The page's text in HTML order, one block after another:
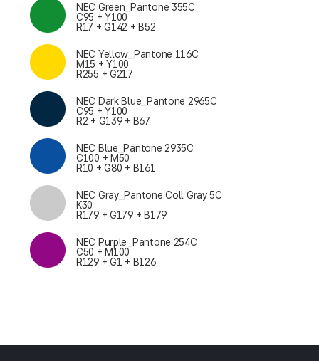
NEC Green_Pantone 355C
C95 + Y100
R17 + G142 + B52
NEC Yellow_Pantone 116C
M15 + Y100
R255 + G217
NEC Dark Blue_Pantone 2965C
C95 + Y100
R2 + G139 + B67
NEC Blue_Pantone 2935C
C100 + M50
R10 + G80 + B161
NEC Gray_Pantone Coll Gray 5C
K30
R179 + G179 + B179
NEC Purple_Pantone 254C
C50 + M100
R129 + G1 + B126